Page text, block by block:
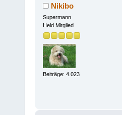
Nikibo
Supermann
Held Mitglied
Beiträge: 4.023